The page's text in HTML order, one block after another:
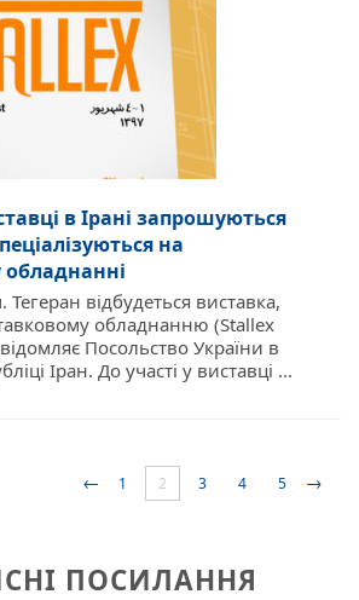
в Ірані запрошуються
на
відбудеться виставка,
обладнанню (Stallex
Посольство України в
Іран. До участі у виставці ...
← 1 2 3 4 5 →
ПОСИЛАННЯ